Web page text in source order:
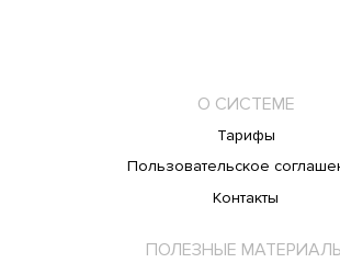
О СИСТЕМЕ
Тарифы
Пользовательское
Контакты
ПОЛЕЗНЫЕ